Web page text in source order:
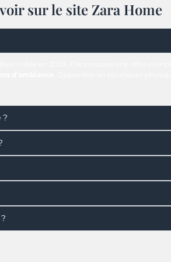
sur le site Zara Home
?